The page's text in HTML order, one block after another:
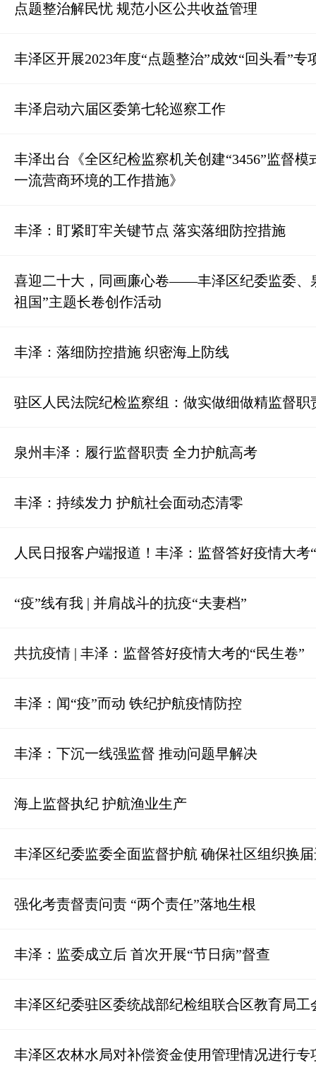
点题整治解民忧 规范小区公共收益管理
丰泽区开展2023年度“点题整治”成效“回头看”专
丰泽启动六届区委第七轮巡察工作
丰泽出台《全区纪检监察机关创建“3456”监督
一流营商环境的工作措施》
丰泽：盯紧盯牢关键节点 落实落细防控措施
喜迎二十大，同画廉心卷——丰泽区纪委监委、
祖国”主题长卷创作活动
丰泽：落细防控措施 织密海上防线
驻区人民法院纪检监察组：做实做细做精监督
泉州丰泽：履行监督职责 全力护航高考
丰泽：持续发力 护航社会面动态清零
人民日报客户端报道！丰泽：监督答好疫情大考
“疫”线有我 | 并肩战斗的抗疫“夫妻档”
共抗疫情 | 丰泽：监督答好疫情大考的“民生卷”
丰泽：闻“疫”而动 铁纪护航疫情防控
丰泽：下沉一线强监督 推动问题早解决
海上监督执纪 护航渔业生产
丰泽区纪委监委全面监督护航 确保社区组织换
强化考责督责问责 “两个责任”落地生根
丰泽：监委成立后 首次开展“节日病”督查
丰泽区纪委驻区委统战部纪检组联合区教育局工
丰泽区农林水局对补偿资金使用管理情况进行专